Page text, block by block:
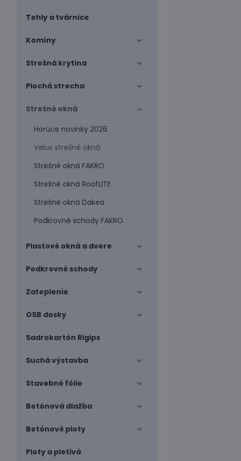
Tehly a tvárnice
Komíny
Strešná krytina
Plochá strecha
Strešné okná
Horúce novinky 2026
Velux strešné okná
Strešné okná FAKRO
Strešné okná RoofLITE
Strešné okná Dakea
Podkrovné schody FAKRO
Plastové okná a dvere
Podkrovné schody
Zateplenie
OSB dosky
Sadrokartón Rigips
Suchá výstavba
Stavebné fólie
Betónová dlažba
Betónové ploty
Ploty a pletivá